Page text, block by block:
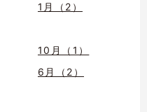
1月（2）
10月（1）
6月（2）